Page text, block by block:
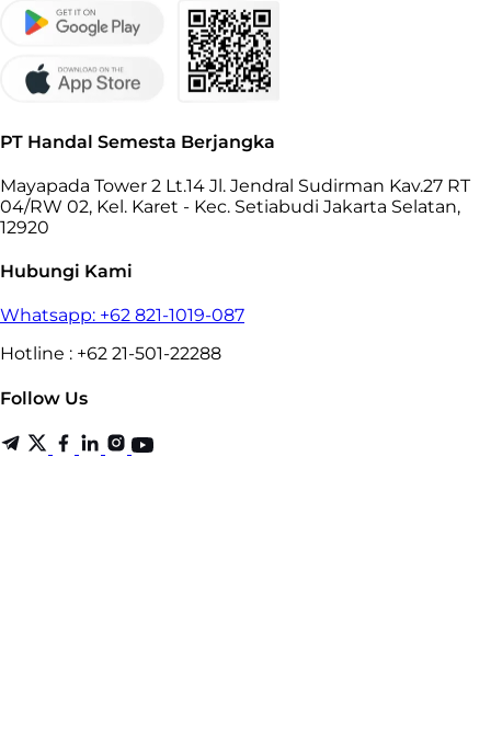
PT Handal Semesta Berjangka
Mayapada Tower 2 Lt.14 Jl. Jendral Sudirman Kav.27 RT
04/RW 02, Kel. Karet - Kec. Setiabudi Jakarta Selatan,
12920
Hubungi Kami
Whatsapp: +62 821-1019-087
Hotline : +62 21-501-22288
Follow Us